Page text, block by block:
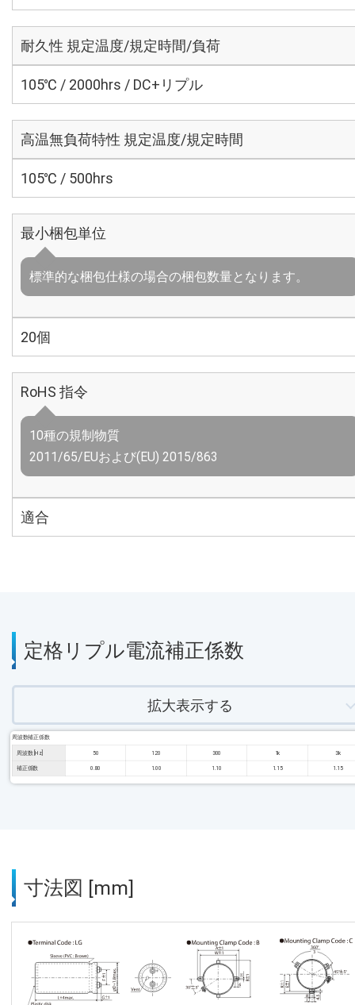
耐久性 規定温度/規定時間/負荷
105℃ / 2000hrs / DC+リプル
高温無負荷特性 規定温度/規定時間
105℃ / 500hrs
最小梱包単位
標準的な梱包仕様の場合の梱包数量となります。
20個
RoHS 指令
10種の規制物質
2011/65/EUおよび(EU) 2015/863
適合
定格リプル電流補正係数
拡大表示する
周波数補正係数
周波数 [Hz] 50 120 300 1k 3k
補正係数 0.80 1.00 1.10 1.15 1.15
寸法図 [mm]